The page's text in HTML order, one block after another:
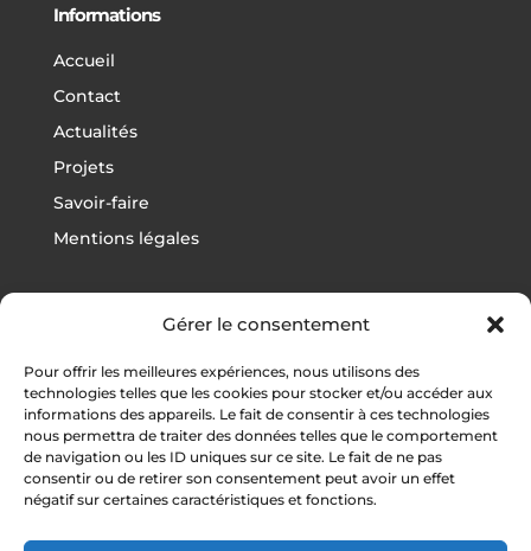
Gérer le consentement
Pour offrir les meilleures expériences, nous utilisons des
technologies telles que les cookies pour stocker et/ou accéder aux
informations des appareils. Le fait de consentir à ces technologies
nous permettra de traiter des données telles que le comportement
de navigation ou les ID uniques sur ce site. Le fait de ne pas
consentir ou de retirer son consentement peut avoir un effet
négatif sur certaines caractéristiques et fonctions.
Informations
Accueil
Contact
Actualités
Projets
Savoir-faire
Mentions légales
Football
Rugby
Athlétisme
Autres sports